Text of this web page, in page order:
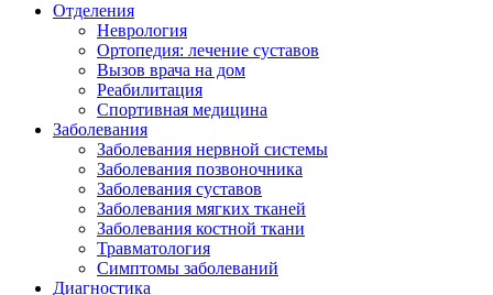
Отделения
Неврология
Ортопедия: лечение суставов
Вызов врача на дом
Реабилитация
Спортивная медицина
Заболевания
Заболевания нервной системы
Заболевания позвоночника
Заболевания суставов
Заболевания мягких тканей
Заболевания костной ткани
Травматология
Симптомы заболеваний
Диагностика